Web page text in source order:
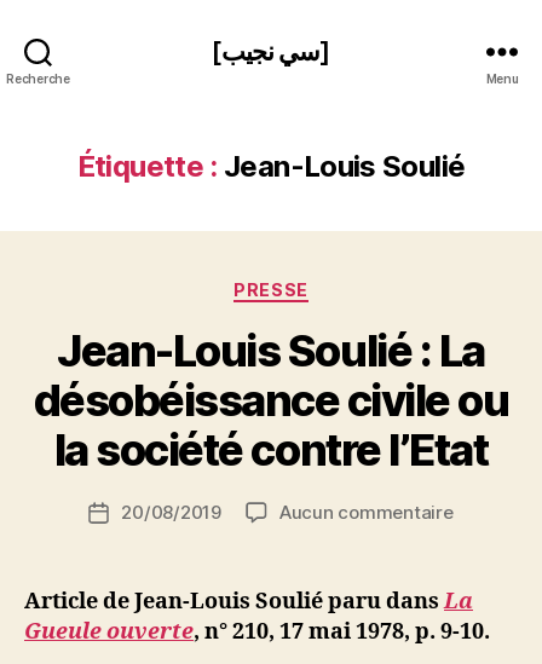
Recherche
[سي نجيب]
Menu
Étiquette : Jean-Louis Soulié
Catégories
PRESSE
Jean-Louis Soulié : La
désobéissance civile ou
la société contre l’Etat
de
a
S
N
ji
Date20/08/2019 Aucun commentairesur
Soulié
:
La
Article de Jean-Louis Soulié paru dansLa
Gueule ouverte, n° 210, 17 mai 1978, p. 9-10.